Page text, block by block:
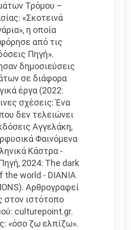
Τρόμου –
«Σκοτεινά
η οποία
από τις
Πηγή».
δημοσιεύσεις
σε διάφορα
έργα (2022:
σχέσεις: Ένα
δεν τελειώνει
Αγγελάκη,
Φαινόμενα
Κάστρα -
2024: The dark
the world - DIANIA
Αρθρογραφεί
στον ιστότοπο
culturepoint.gr.
«όσο ζω ελπίζω».